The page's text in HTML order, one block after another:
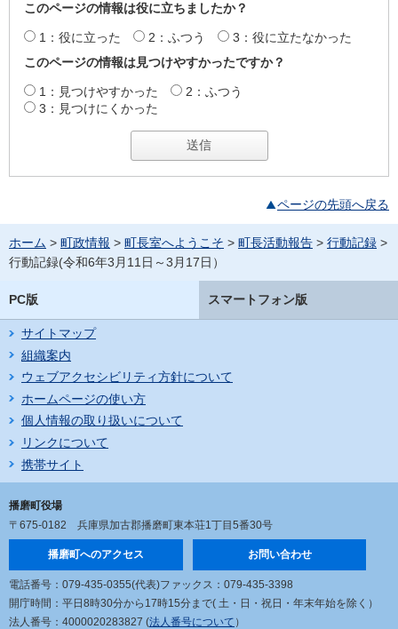
このページの情報は役に立ちましたか？
1：役に立った 2：ふつう
3：役に立たなかった
このページの情報は見つけやすかったですか？
1：見つけやすかった
2：ふつう
3：見つけにくかった
ページの先頭へ戻る
ホーム > 町政情報 > 町長室へようこそ > 町長活動報告 > 行動記録 >
行動記録(令和6年3月11日～3月17日）
PC版 スマートフォン版
サイトマップ
組織案内
ウェブアクセシビリティ方針について
ホームページの使い方
個人情報の取り扱いについて
リンクについて
携帯サイト
播磨町役場
〒675-0182 兵庫県加古郡播磨町東本荘1丁目5番30号
播磨町へのアクセス お問い合わせ
電話番号：079-435-0355(代表)ファックス：079-435-3398
開庁時間：平日8時30分から17時15分まで( 土・日・祝日・年末年始を除く）
法人番号：4000020283827 (法人番号について ）